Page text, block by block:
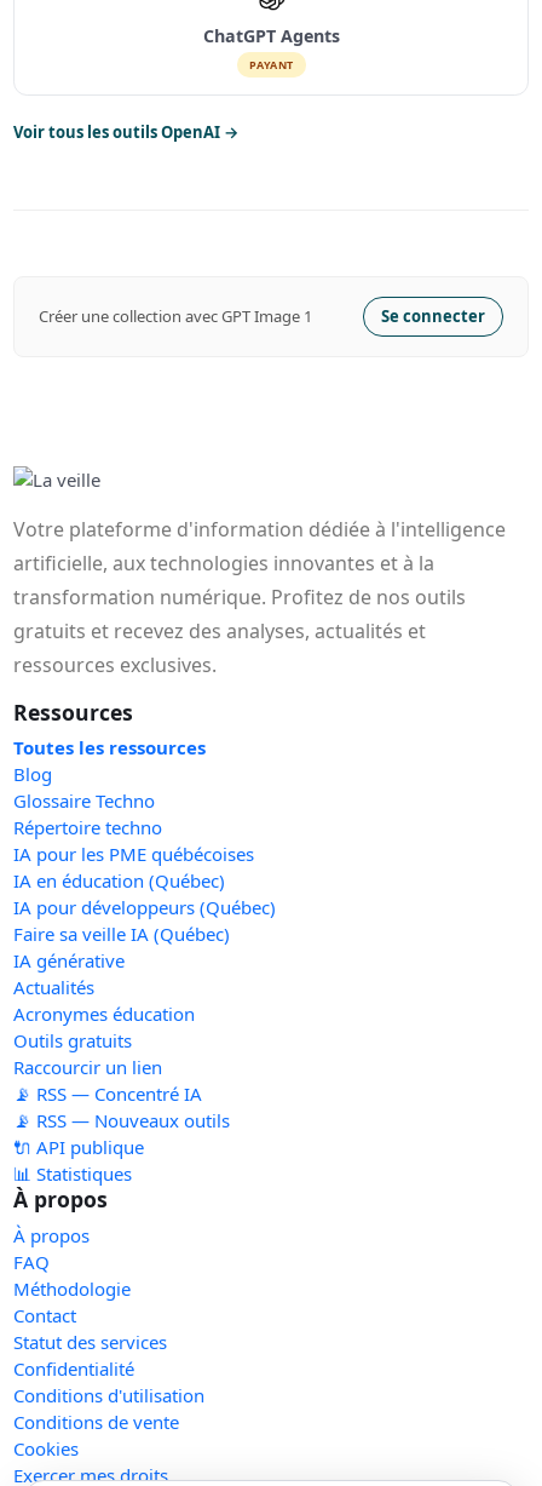
ChatGPT Agents
PAYANT
Voir tous les outils OpenAI →
Créer une collection avec GPT Image 1 Se connecter
Votre plateforme d'information dédiée à l'intelligence
artificielle, aux technologies innovantes et à la
transformation numérique. Profitez de nos outils
gratuits et recevez des analyses, actualités et
ressources exclusives.
Ressources
Toutes les ressources
Blog
Glossaire Techno
Répertoire techno
IA pour les PME québécoises
IA en éducation (Québec)
IA pour développeurs (Québec)
Faire sa veille IA (Québec)
IA générative
Actualités
Acronymes éducation
Outils gratuits
Raccourcir un lien
📡 RSS — Concentré IA
📡 RSS — Nouveaux outils
🔌 API publique
📊 Statistiques
À propos
À propos
FAQ
Méthodologie
Contact
Statut des services
Confidentialité
Conditions d'utilisation
Conditions de vente
Cookies
Exercer mes droits